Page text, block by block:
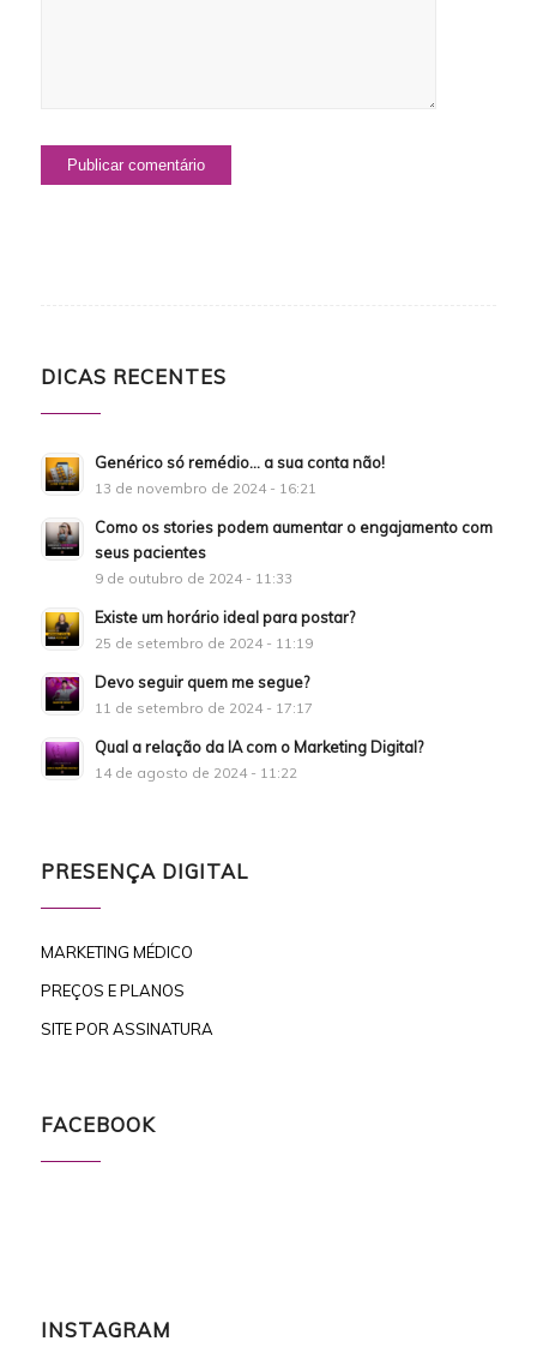
DICAS RECENTES
Genérico só remédio… a sua conta não!
13 de novembro de 2024 - 16:21
Como os stories podem aumentar o engajamento com
seus pacientes
9 de outubro de 2024 - 11:33
Existe um horário ideal para postar?
25 de setembro de 2024 - 11:19
Devo seguir quem me segue?
11 de setembro de 2024 - 17:17
Qual a relação da IA com o Marketing Digital?
14 de agosto de 2024 - 11:22
PRESENÇA DIGITAL
MARKETING MÉDICO
PREÇOS E PLANOS
SITE POR ASSINATURA
FACEBOOK
INSTAGRAM